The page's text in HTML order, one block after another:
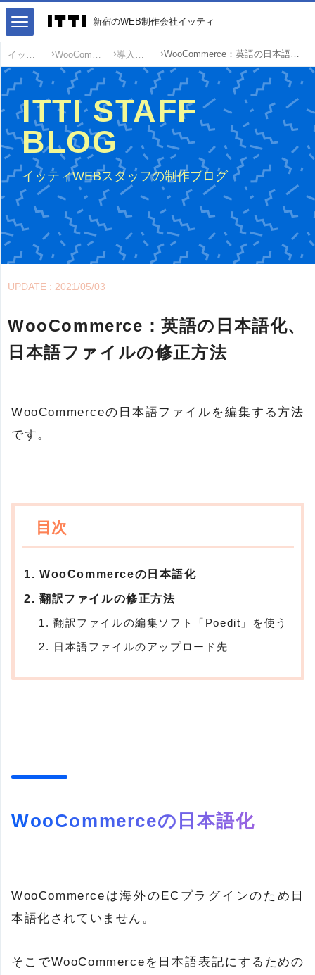
イッティ WooCommerce 導入方法 WooCommerce：英語の日本語化、日本語ファイルの修正方法
ITTI STAFF
BLOG
イッティWEBスタッフの制作ブログ
UPDATE : 2021/05/03
WooCommerce：英語の日本語化、
日本語ファイルの修正方法
WooCommerceの日本語ファイルを編集する方法
です。
WooCommerceの日本語化
翻訳ファイルの修正方法
翻訳ファイルの編集ソフト「Poedit」を使う
日本語ファイルのアップロード先
WooCommerceの日本語化
WooCommerceは海外のECプラグインのため日
本語化されていません。
そこでWooCommerceを日本語表記にするための
新宿のWEB制作会社イッティ